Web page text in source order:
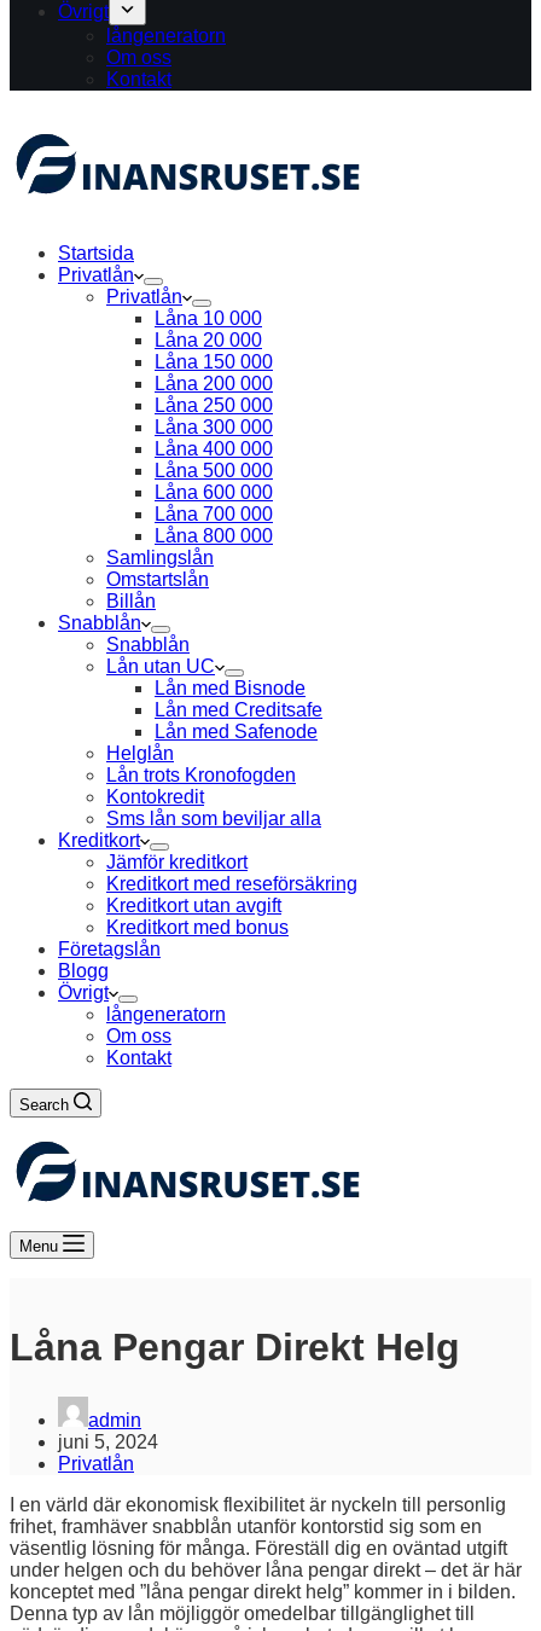
Övrigt
långeneratorn
Om oss
Kontakt
Startsida
Privatlån
Privatlån
Låna 10 000
Låna 20 000
Låna 150 000
Låna 200 000
Låna 250 000
Låna 300 000
Låna 400 000
Låna 500 000
Låna 600 000
Låna 700 000
Låna 800 000
Samlingslån
Omstartslån
Billån
Snabblån
Snabblån
Lån utan UC
Lån med Bisnode
Lån med Creditsafe
Lån med Safenode
Helglån
Lån trots Kronofogden
Kontokredit
Sms lån som beviljar alla
Kreditkort
Jämför kreditkort
Kreditkort med reseförsäkring
Kreditkort utan avgift
Kreditkort med bonus
Företagslån
Blogg
Övrigt
långeneratorn
Om oss
Kontakt
Search
Menu
Låna Pengar Direkt Helg
admin
juni 5, 2024
Privatlån
I en värld där ekonomisk flexibilitet är nyckeln till personlig
frihet, framhäver snabblån utanför kontorstid sig som en
väsentlig lösning för många. Föreställ dig en oväntad utgift
under helgen och du behöver låna pengar direkt – det är här
konceptet med ”låna pengar direkt helg” kommer in i bilden.
Denna typ av lån möjliggör omedelbar tillgänglighet till